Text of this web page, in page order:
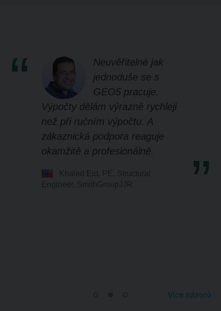
Neuvěřitelné jak
jednoduše se s
GEO5 pracuje.
Výpočty dělám výrazně rychleji
než při ručním výpočtu. A
zákaznická podpora reaguje
okamžitě a profesionálně.
Více názorů